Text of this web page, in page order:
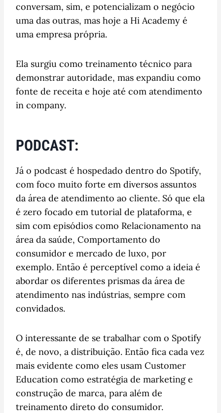
conversam, sim, e potencializam o negócio
uma das outras, mas hoje a Hi Academy é
uma empresa própria.
Ela surgiu como treinamento técnico para
demonstrar autoridade, mas expandiu como
fonte de receita e hoje até com atendimento
in company.
PODCAST:
Já o podcast é hospedado dentro do Spotify,
com foco muito forte em diversos assuntos
da área de atendimento ao cliente. Só que ela
é zero focado em tutorial de plataforma, e
sim com episódios como Relacionamento na
área da saúde, Comportamento do
consumidor e mercado de luxo, por
exemplo. Então é perceptível como a ideia é
abordar os diferentes prismas da área de
atendimento nas indústrias, sempre com
convidados.
O interessante de se trabalhar com o Spotify
é, de novo, a distribuição. Então fica cada vez
mais evidente como eles usam Customer
Education como estratégia de marketing e
construção de marca, para além de
treinamento direto do consumidor.